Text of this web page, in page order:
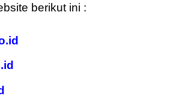
berikut ini :